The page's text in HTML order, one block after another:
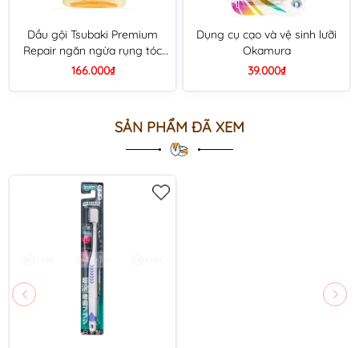
Dầu gội Tsubaki Premium
Repair ngăn ngừa rụng tóc
chai 490ml - màu vàng
166.000₫
Dụng cụ cạo và vệ sinh lưỡi
Okamura
39.000₫
SẢN PHẨM ĐÃ XEM